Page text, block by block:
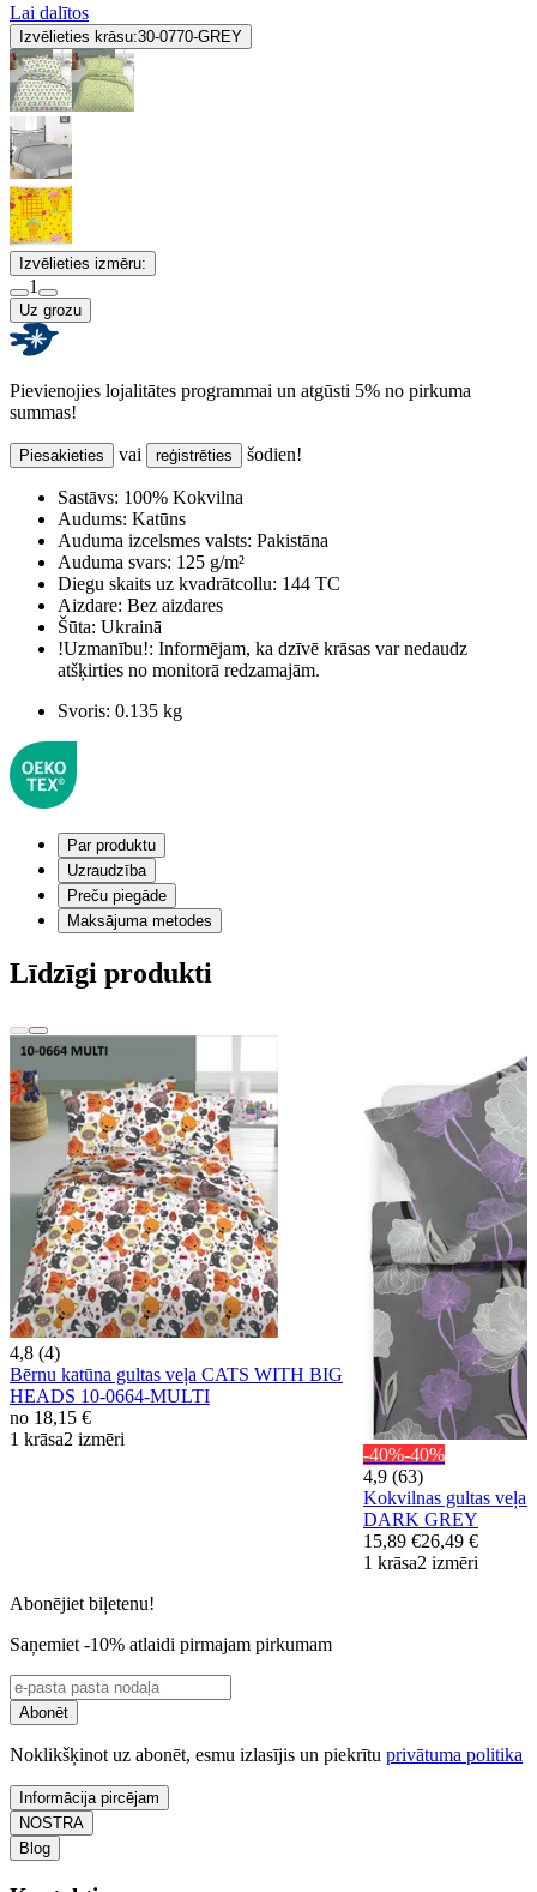
Lai dalītos
Izvēlieties krāsu:30-0770-GREY
Izvēlieties izmēru:
1
Uz grozu
Pievienojies lojalitātes programmai un atgūsti 5% no pirkuma
summas!
Piesakieties vai reģistrēties šodien!
Sastāvs: 100% Kokvilna
Audums: Katūns
Auduma izcelsmes valsts: Pakistāna
Auduma svars: 125 g/m²
Diegu skaits uz kvadrātcollu: 144 TC
Aizdare: Bez aizdares
Šūta: Ukrainā
!Uzmanību!: Informējam, ka dzīvē krāsas var nedaudz
atšķirties no monitorā redzamajām.
Svoris: 0.135 kg
Par produktu
Uzraudzība
Preču piegāde
Maksājuma metodes
Līdzīgi produkti
4,8 (4)
Bērnu katūna gultas veļa CATS WITH BIG
HEADS 10-0664-MULTI
no 18,15 €
1 krāsa2 izmēri
-40%-40%
4,9 (63)
Kokvilnas gultas
DARK GREY
15,89 €26,49 €
1 krāsa2 izmēri
Abonējiet biļetenu!
Saņemiet -10% atlaidi pirmajam pirkumam
Abonēt
Noklikšķinot uz abonēt, esmu izlasījis un piekrītu privātuma politika
Informācija pircējam
NOSTRA
Blog